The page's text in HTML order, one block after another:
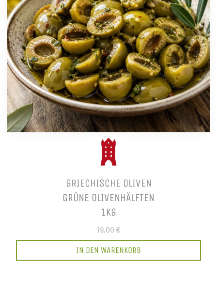
GRIECHISCHE OLIVEN
GRÜNE OLIVENHÄLFTEN
1KG
19,00 €
IN DEN WARENKORB